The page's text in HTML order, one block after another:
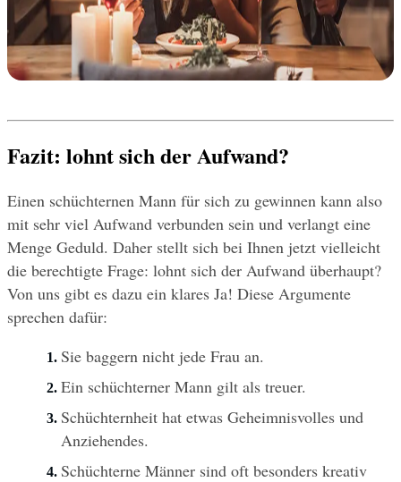
Fazit: lohnt sich der Aufwand?
Einen schüchternen Mann für sich zu gewinnen kann also
mit sehr viel Aufwand verbunden sein und verlangt eine
Menge Geduld. Daher stellt sich bei Ihnen jetzt vielleicht
die berechtigte Frage: lohnt sich der Aufwand überhaupt?
Von uns gibt es dazu ein klares Ja! Diese Argumente
sprechen dafür:
Sie baggern nicht jede Frau an.
Ein schüchterner Mann gilt als treuer.
Schüchternheit hat etwas Geheimnisvolles und
Anziehendes.
Schüchterne Männer sind oft besonders kreativ